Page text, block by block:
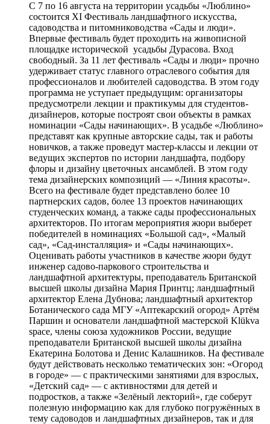
С 7 по 16 августа на территории усадьбы «Люблино»
состоится XI Фестиваль ландшафтного искусства,
садоводства и питомниководства «Сады и люди».
Впервые фестиваль будет проходить на живописной
площадке исторической усадьбы Дурасова. Вход
свободный. За 11 лет фестиваль «Сады и люди» прочно
удерживает статус главного отраслевого события для
профессионалов и любителей садоводства. В этом году
программа не уступает предыдущим: организаторы
предусмотрели лекции и практикумы для студентов-
дизайнеров, которые построят свои объекты в рамках
номинации «Сады начинающих». В усадьбе «Люблино»
представят как крупные авторские сады, так и работы
новичков, а также проведут мастер-классы и лекции от
ведущих экспертов по истории ландшафта, подбору
флоры и дизайну цветочных ансамблей. В этом году
тема дизайнерских композиций — «Линия красоты».
Всего на фестивале будет представлено более 10
партнерских садов, более 13 проектов начинающих
студенческих команд, а также сады профессиональных
архитекторов. По итогам мероприятия жюри выберет
победителей в номинациях «Большой сад», «Малый
сад», «Сад-инсталляция» и «Сады начинающих».
Оценивать работы участников в качестве жюри будут
инженер садово-паркового строительства и
ландшафтной архитектуры, преподаватель Британской
высшей школы дизайна Мария Принтц; ландшафтный
архитектор Елена Дубнова; ландшафтный архитектор
Ботанического сада МГУ «Аптекарский огород» Артём
Паршин и основатели ландшафтной мастерской Klükva
space, члены союза художников России, ведущие
преподаватели Британской высшей школы дизайна
Екатерина Болотова и Денис Калашников. На фестивале
будут действовать несколько тематических зон: «Огород
в городе» — с практическими занятиями для взрослых,
«Детский сад» — с активностями для детей и
подростков, а также «Зелёный лекторий», где соберут
полезную информацию как для глубоко погружённых в
тему садоводов и ландшафтных дизайнеров, так и для